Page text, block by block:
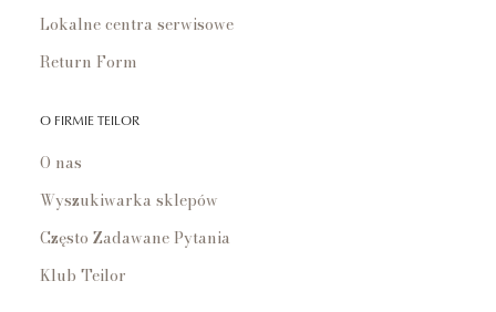
Lokalne centra serwisowe
Return Form
O FIRMIE TEILOR
O nas
Wyszukiwarka sklepów
Często Zadawane Pytania
Klub Teilor